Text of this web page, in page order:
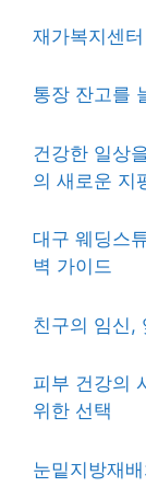
재가복지센
통장 잔고를
건강한 일상
의 새로운 지
대구 웨딩스
벽 가이드
친구의 임신,
피부 건강의
위한 선택
눈밑지방재